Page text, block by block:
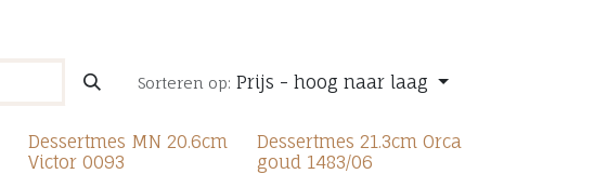
Sorteren op: Prijs - hoog naar laag
Dessertmes MN 20.6cm
Victor 0093
Dessertmes 21.3cm Orca
goud 1483/06